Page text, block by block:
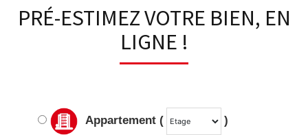
PRÉ-ESTIMEZ VOTRE BIEN, EN
LIGNE !
Appartement ( )